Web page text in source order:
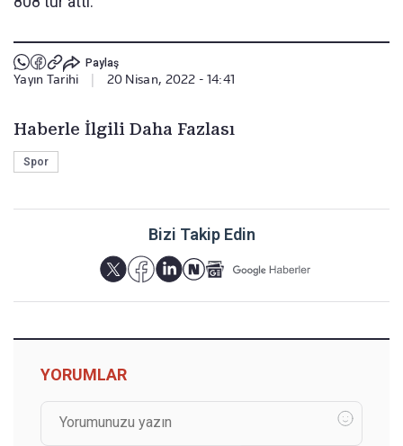
Paylaş
Yayın Tarihi | 20 Nisan, 2022 - 14:41
Haberle İlgili Daha Fazlası
Spor
Bizi Takip Edin
YORUMLAR